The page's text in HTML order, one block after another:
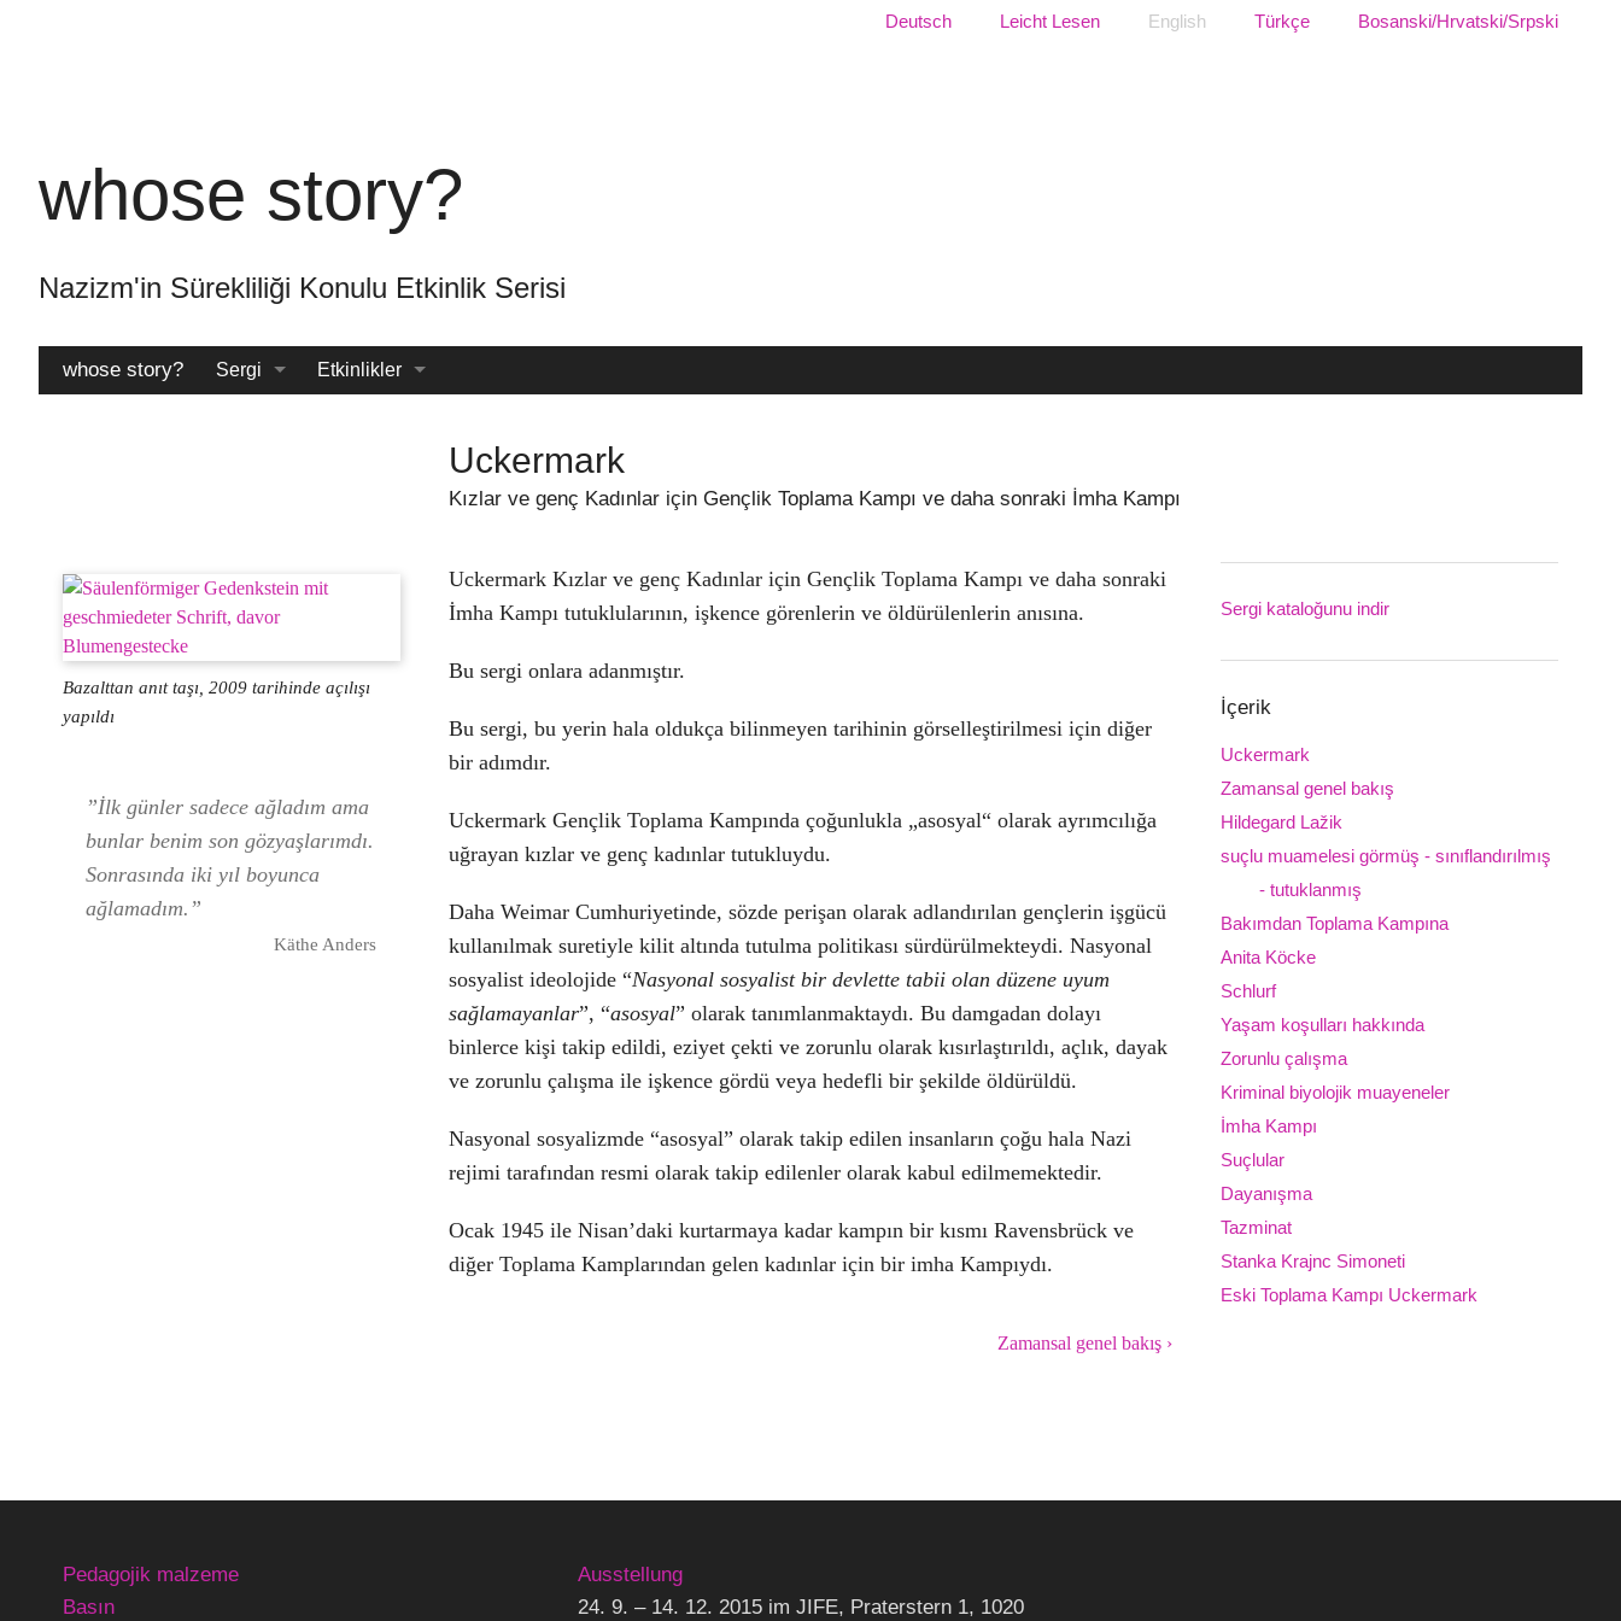
Dil:
Deutsch Leicht Lesen English Türkçe Bosanski/Hrvatski/Srpski
whose story?
Nazizm'in Sürekliliği Konulu Etkinlik Serisi
whose story? Sergi Etkinlikler
Uckermark
Kızlar ve genç Kadınlar için Gençlik Toplama Kampı ve daha sonraki İmha Kampı
Uckermark Kızlar ve genç Kadınlar için Gençlik Toplama Kampı ve daha sonraki
İmha Kampı tutuklularının, işkence görenlerin ve öldürülenlerin anısına.
Bu sergi onlara adanmıştır.
Bu sergi, bu yerin hala oldukça bilinmeyen tarihinin görselleştirilmesi için diğer
bir adımdır.
Uckermark Gençlik Toplama Kampında çoğunlukla „asosyal“ olarak ayrımcılığa
uğrayan kızlar ve genç kadınlar tutukluydu.
Daha Weimar Cumhuriyetinde, sözde perişan olarak adlandırılan gençlerin işgücü
kullanılmak suretiyle kilit altında tutulma politikası sürdürülmekteydi. Nasyonal
sosyalist ideolojide “Nasyonal sosyalist bir devlette tabii olan düzene uyum
sağlamayanlar”, “asosyal” olarak tanımlanmaktaydı. Bu damgadan dolayı
binlerce kişi takip edildi, eziyet çekti ve zorunlu olarak kısırlaştırıldı, açlık, dayak
ve zorunlu çalışma ile işkence gördü veya hedefli bir şekilde öldürüldü.
Nasyonal sosyalizmde “asosyal” olarak takip edilen insanların çoğu hala Nazi
rejimi tarafından resmi olarak takip edilenler olarak kabul edilmemektedir.
Ocak 1945 ile Nisan’daki kurtarmaya kadar kampın bir kısmı Ravensbrück ve
diğer Toplama Kamplarından gelen kadınlar için bir imha Kampıydı.
Zamansal genel bakış ›
Bazalttan anıt taşı, 2009 tarihinde açılışı
yapıldı
”İlk günler sadece ağladım ama
bunlar benim son gözyaşlarımdı.
Sonrasında iki yıl boyunca
ağlamadım.”
Käthe Anders
Downloads
Sergi kataloğunu indir
İçerik
Uckermark
Zamansal genel bakış
Hildegard Lažik
suçlu muamelesi görmüş - sınıflandırılmış
- tutuklanmış
Bakımdan Toplama Kampına
Anita Köcke
Schlurf
Yaşam koşulları hakkında
Zorunlu çalışma
Kriminal biyolojik muayeneler
İmha Kampı
Suçlular
Dayanışma
Tazminat
Stanka Krajnc Simoneti
Eski Toplama Kampı Uckermark
Pedagojik malzeme
Basın
Ausstellung
24. 9. – 14. 12. 2015 im JIFE, Praterstern 1, 1020